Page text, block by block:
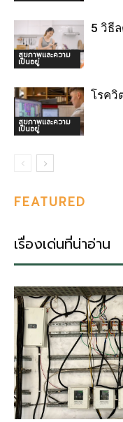
สุขภาพและความ
เป็นอยู่
5 วิธี
สุขภาพและความ
เป็นอยู่
โรควิ
FEATURED
เรื่องเด่นที่น่าอ่าน